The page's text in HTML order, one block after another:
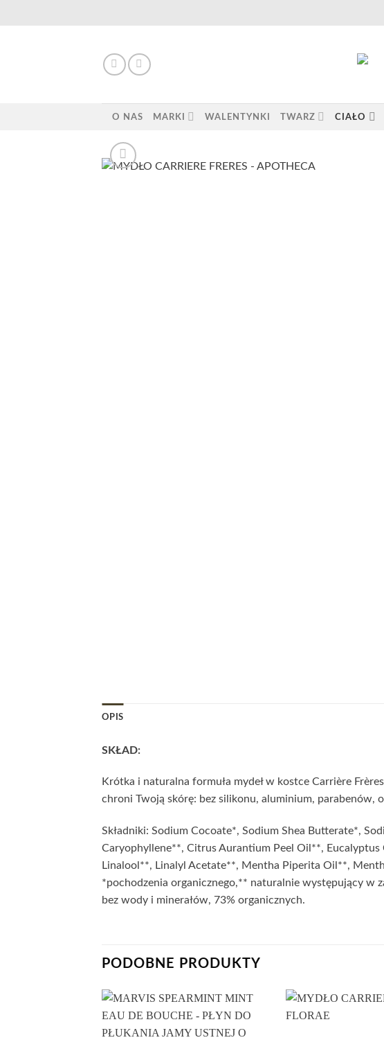
O NAS MARKI WALENTYNKI TWARZ CIAŁO
OPIS
SKŁAD:
Krótka i naturalna formuła mydeł w kostce Carrière
chroni Twoją skórę: bez silikonu, aluminium, parabenów,
Składniki: Sodium Cocoate*, Sodium Shea Butterate*,
Caryophyllene**, Citrus Aurantium Peel Oil**,
Linalool**, Linalyl Acetate**, Mentha Piperita Oil**,
*pochodzenia organicznego,** naturalnie występujący w
bez wody i minerałów, 73% organicznych.
PODOBNE PRODUKTY